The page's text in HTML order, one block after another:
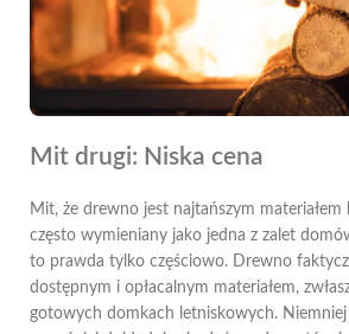
Mit drugi: Niska cena
Mit, że drewno jest najtańszym
często wymieniany jako jedna z zalet
to prawda tylko częściowo. Drewno
dostępnym i opłacalnym materiałem,
gotowych domkach letniskowych. Niemniej